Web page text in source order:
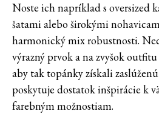
Noste ich napríklad s oversized
šatami alebo širokými
harmonický mix robustnosti.
výrazný prvok a na zvyšok
aby tak topánky získali
poskytuje dostatok inšpirácie k
farebným možnostiam.